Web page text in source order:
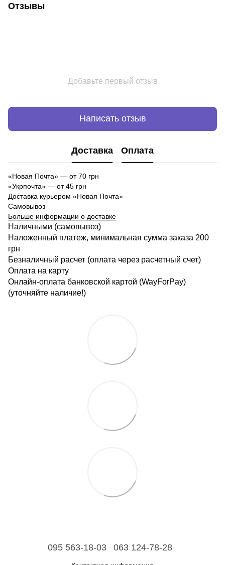
Отзывы
Добавьте первый отзыв
Написать отзыв
Доставка Оплата
«Новая Почта» — от 70 грн
«Укрпочта» — от 45 грн
Доставка курьером «Новая Почта»
Самовывоз
Больше информации о доставке
Наличными (самовывоз)
Наложенный платеж, минимальная сумма заказа 200
грн
Безналичный расчет (оплата через расчетный счет)
Оплата на карту
Онлайн-оплата банковской картой (WayForPay)
(уточняйте наличие!)
095 563-18-03 063 124-78-28